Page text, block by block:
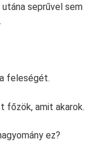
seprűvel sem
feleségét.
főzök, amit akarok.
ez?